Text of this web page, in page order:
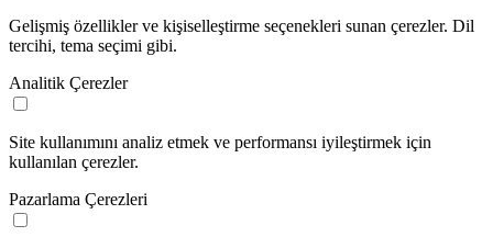
Gelişmiş özellikler ve kişiselleştirme seçenekleri sunan çerezler. Dil
tercihi, tema seçimi gibi.
Analitik Çerezler
Site kullanımını analiz etmek ve performansı iyileştirmek için
kullanılan çerezler.
Pazarlama Çerezleri